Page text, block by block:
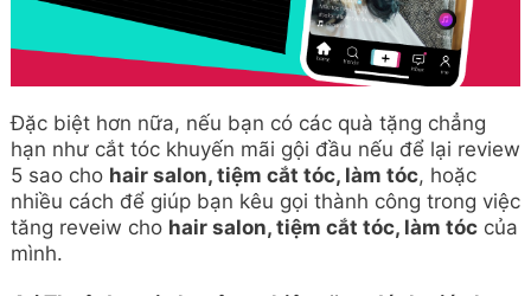
Đặc biệt hơn nữa, nếu bạn có các quà tặng chẳng
hạn như cắt tóc khuyến mãi gội đầu nếu để lại review
5 sao cho hair salon, tiệm cắt tóc, làm tóc, hoặc
nhiều cách để giúp bạn kêu gọi thành công trong việc
tăng reveiw cho hair salon, tiệm cắt tóc, làm tóc của
mình.